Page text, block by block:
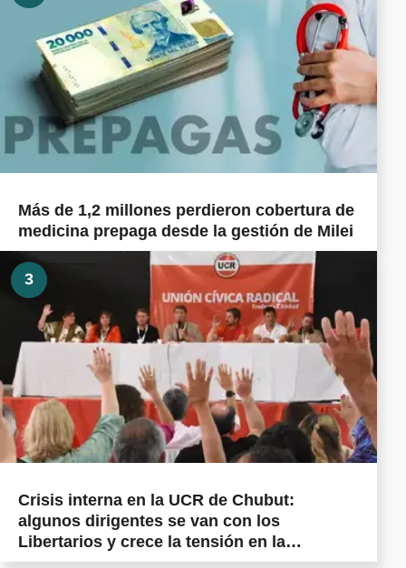
Más de 1,2 millones perdieron cobertura de
medicina prepaga desde la gestión de Milei
3
Crisis interna en la UCR de Chubut:
algunos dirigentes se van con los
Libertarios y crece la tensión en la
militancia cordillerana